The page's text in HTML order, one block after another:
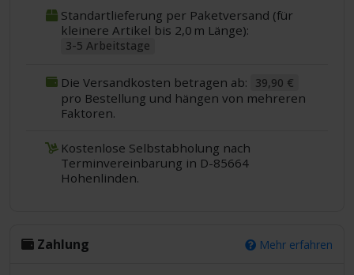
Standartlieferung per Paketversand (für
kleinere Artikel bis 2,0 m Länge):
3-5 Arbeitstage
Die Versandkosten betragen ab: 39,90 €
pro Bestellung und hängen von mehreren
Faktoren.
Kostenlose Selbstabholung nach
Terminvereinbarung in D-85664
Hohenlinden.
Zahlung Mehr erfahren